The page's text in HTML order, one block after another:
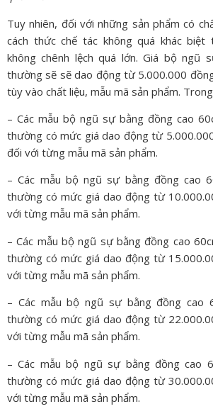
Tuy nhiên, đối với những sản phẩm có
cách thức chế tác không quá khác
không chênh lệch quá lớn. Giá bộ ngũ
thường sẽ sẽ dao động từ 5.000.000
tùy vào chất liệu, mẫu mã sản phẩm.
– Các mẫu bộ ngũ sự bằng đồng cao
thường có mức giá dao động từ
đối với từng mẫu mã sản phẩm.
– Các mẫu bộ ngũ sự bằng đồng cao
thường có mức giá dao động từ
với từng mẫu mã sản phẩm.
– Các mẫu bộ ngũ sự bằng đồng cao
thường có mức giá dao động từ
với từng mẫu mã sản phẩm.
– Các mẫu bộ ngũ sự bằng đồng cao
thường có mức giá dao động từ
với từng mẫu mã sản phẩm.
– Các mẫu bộ ngũ sự bằng đồng cao
thường có mức giá dao động từ
với từng mẫu mã sản phẩm.